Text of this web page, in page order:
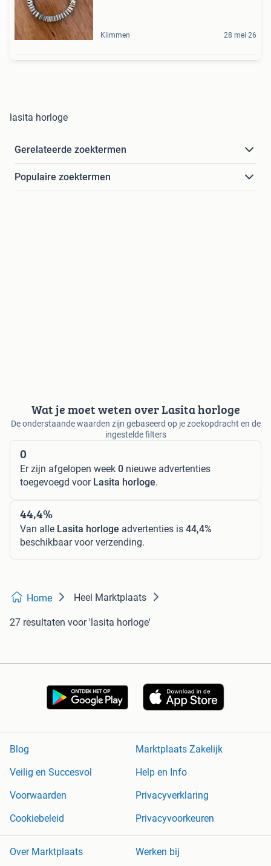
Klimmen 28 mei 26
lasita horloge
Gerelateerde zoektermen
Populaire zoektermen
Wat je moet weten over Lasita horloge
De onderstaande waarden zijn gebaseerd op je zoekopdracht en de
ingestelde filters
0
Er zijn afgelopen week 0 nieuwe advertenties
toegevoegd voor Lasita horloge.
44,4%
Van alle Lasita horloge advertenties is 44,4%
beschikbaar voor verzending.
Home Heel Marktplaats
27 resultaten voor 'lasita horloge'
Blog
Marktplaats Zakelijk
Veilig en Succesvol
Help en Info
Voorwaarden
Privacyverklaring
Cookiebeleid
Privacyvoorkeuren
Over Marktplaats Werken bij